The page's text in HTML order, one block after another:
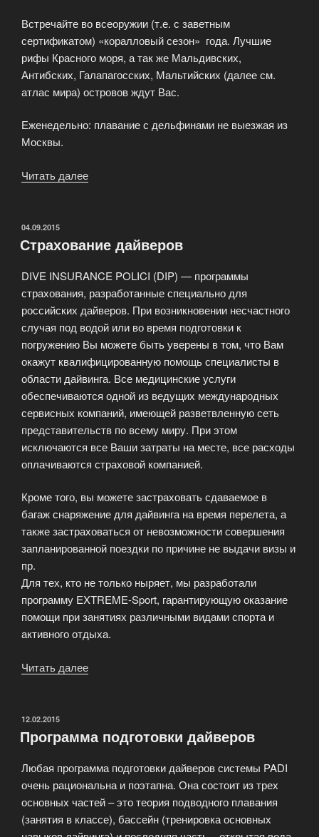
Встречайте во всеоружии (т.е. с заветным
сертификатом) «коралловый сезон» года. Лучшие
рифы Красного моря, а так же Мальдивских,
Антибских, Галапагосских, Мальтийских (далее см.
атлас мира) островов ждут Вас.
Еженедельно: плавание с дельфинами не выезжая из
Москвы.
Читать далее
ОПУБЛИКОВАНО
04.09.2015
Страхование дайверов
DIVE INSURANCE POLICI (DIP) — программы
страхования, разработанные специально для
российских дайверов. При возникновении несчастного
случая под водой или во время подготовки к
погружению Вы можете быть уверены в том, что Вам
окажут квалифицированную помощь специалисты в
области дайвинга. Все медицинские услуги
обеспечиваются одной из ведущих международных
сервисных компаний, имеющей разветвленную сеть
представительств по всему миру. При этом
исключаются все Ваши затраты на месте, все расходы
оплачиваются страховой компанией.
Кроме того, вы можете застраховать сдаваемое в
багаж снаряжение для дайвинга на время перелета, а
также застраховаться от невозможности совершения
запланированной поездки по причине не выдачи визы и
пр.
Для тех, кто не только ныряет, мы разработали
программу EXTREME-Sport, гарантирующую оказание
помощи при занятиях различными видами спорта и
активного отдыха.
Читать далее
ОПУБЛИКОВАНО
12.02.2015
Программа подготовки дайверов
Любая программа подготовки дайверов системы PADI
очень рациональна и поэтапна. Она состоит из трех
основных частей – это теория подводного плавания
(занятия в классе), бассейн (тренировка основных